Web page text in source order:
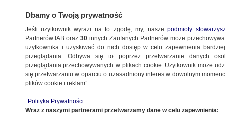
"POLSKA I ŚWIAT"
5.08.2023, 06:44
Dbamy o Twoją prywatność
Jeśli użytkownik wyrazi na to zgodę, my, naszepodmioty
Partnerów IAB oraz30 innych Zaufanych Partnerów może
użytkownika i uzyskiwać do nich dostęp w celu zapewnienia
przeglądania. Odbywa się to poprzez przetwarzanie danych
przeglądania przechowywanych w plikach cookie. Użytkownik może
się przetwarzaniu w oparciu o uzasadniony interes w dowolnym
plików cookie i reklam”.
Polityka Prywatności
Wraz z naszymi partnerami przetwarzamy dane w celu zapewnienia: